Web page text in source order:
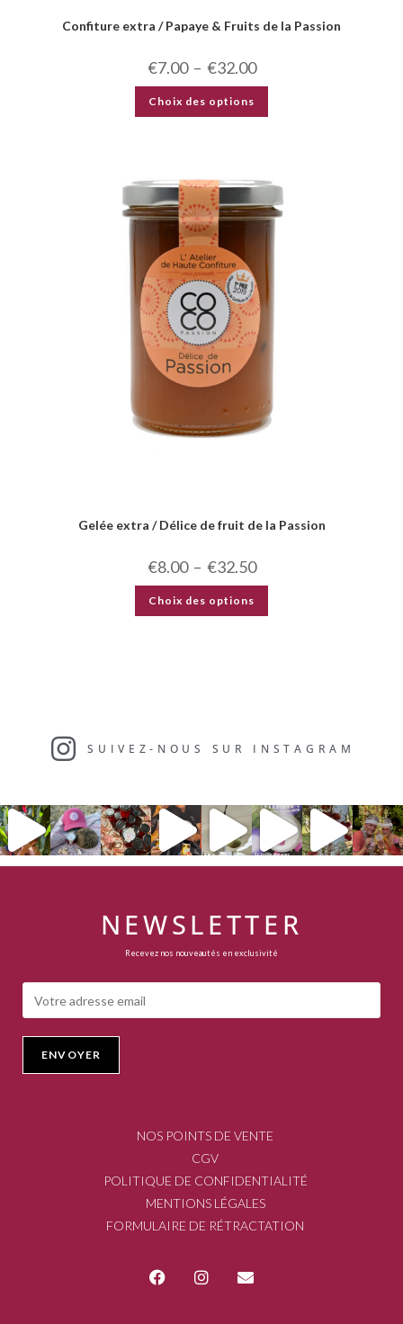
Confiture extra / Papaye & Fruits de la Passion
€7.00 – €32.00
Choix des options
Gelée extra / Délice de fruit de la Passion
€8.00 – €32.50
Choix des options
SUIVEZ-NOUS SUR INSTAGRAM​
NEWSLETTER
Recevez nos nouveautés en exclusivité
NOS POINTS DE VENTE
CGV
POLITIQUE DE CONFIDENTIALITÉ
MENTIONS LÉGALES
FORMULAIRE DE RÉTRACTATION